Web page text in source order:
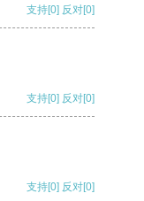
支持[0] 反对[0]
支持[0] 反对[0]
支持[0] 反对[0]